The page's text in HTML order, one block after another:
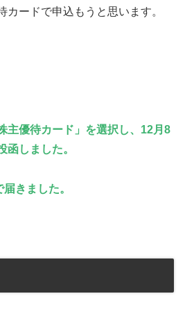
カードで申込もうと思います。
主優待カード」を選択し、 12月8
函しました。
きました。